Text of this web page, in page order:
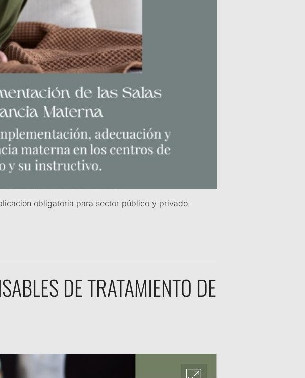
obligatoria para sector público y privado.
DE TRATAMIENTO DE